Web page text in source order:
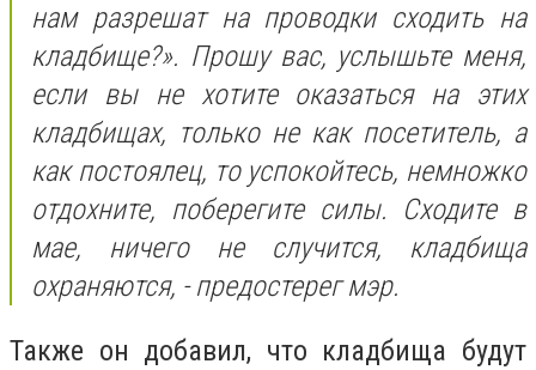
нам разрешат на проводки сходить на
кладбище?». Прошу вас, услышьте меня,
если вы не хотите оказаться на этих
кладбищах, только не как посетитель, а
как постоялец, то успокойтесь, немножко
отдохните, поберегите силы. Сходите в
мае, ничего не случится, кладбища
охраняются, - предостерег мэр.
Также он добавил, что кладбища будут